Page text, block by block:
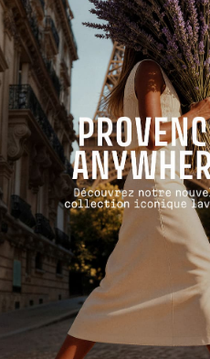
rose dans la
et des propriétés